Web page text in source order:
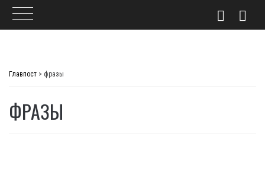
Главпост > фразы
ФРАЗЫ